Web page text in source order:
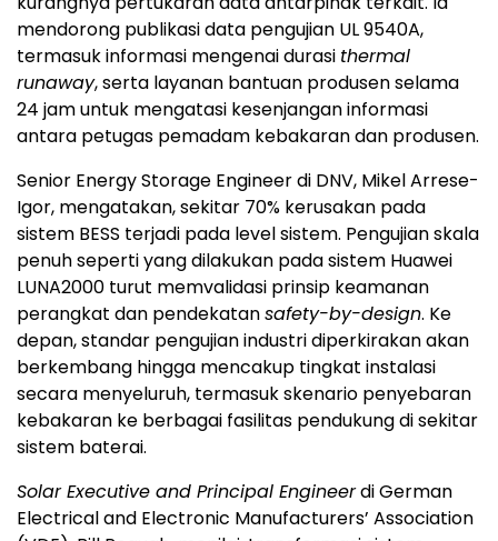
mendorong publikasi data pengujian UL 9540A,
termasuk informasi mengenai durasi thermal
runaway, serta layanan bantuan produsen selama
24 jam untuk mengatasi kesenjangan informasi
antara petugas pemadam kebakaran dan produsen.
Senior Energy Storage Engineer di DNV, Mikel Arrese-
Igor, mengatakan, sekitar 70% kerusakan pada
sistem BESS terjadi pada level sistem. Pengujian skala
penuh seperti yang dilakukan pada sistem Huawei
LUNA2000 turut memvalidasi prinsip keamanan
perangkat dan pendekatansafety-by-design. Ke
depan, standar pengujian industri diperkirakan akan
berkembang hingga mencakup tingkat instalasi
secara menyeluruh, termasuk skenario penyebaran
kebakaran ke berbagai fasilitas pendukung di sekitar
sistem baterai.
Solar Executive and Principal Engineerdi German
Electrical and Electronic Manufacturers’ Association